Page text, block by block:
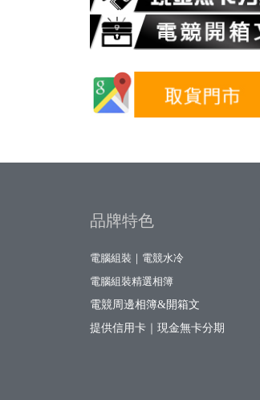
品牌特色
電腦組裝｜電競水冷
電腦組裝精選相簿
電競周邊相簿&開箱文
提供信用卡｜現金無卡分期